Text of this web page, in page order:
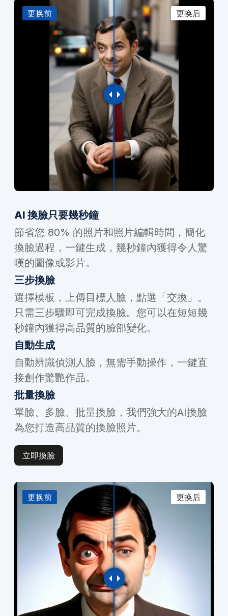
更换后
更换前
AI 換臉只要幾秒鐘
節省您 80% 的照片和照片編輯時間，簡化
換臉過程，一鍵生成，幾秒鐘內獲得令人驚
嘆的圖像或影片。
三步換臉
選擇模板，上傳目標人臉，點選「交換」。
只需三步驟即可完成換臉。您可以在短短幾
秒鐘內獲得高品質的臉部變化。
自動生成
自動辨識偵測人臉，無需手動操作，一鍵直
接創作驚艷作品。
批量換臉
單臉、多臉、批量換臉，我們強大的AI換臉
為您打造高品質的換臉照片。
立即換臉
更换后
更换前